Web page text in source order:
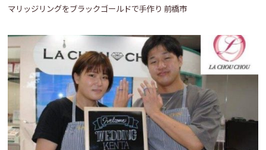
マリッジリングをブラックゴールドで手作り 前橋市